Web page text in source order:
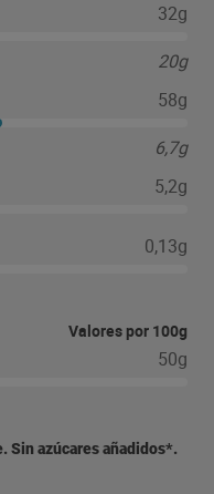
32g
20g
58g
6,7g
5,2g
0,13g
Valores por 100g
50g
Sin azúcares añadidos*.